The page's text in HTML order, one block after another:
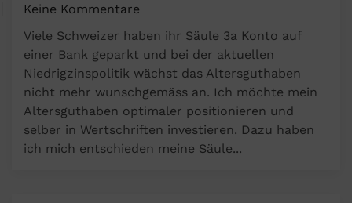
Keine Kommentare
zu
Säule
3a
zu
Finpension
transferieren
–
die
Viele Schweizer haben ihr Säule 3a Konto auf
einer Bank geparkt und bei der aktuellen
Niedrigzinspolitik wächst das Altersguthaben
nicht mehr wunschgemäss an. Ich möchte mein
Altersguthaben optimaler positionieren und
selber in Wertschriften investieren. Dazu haben
ich mich entschieden meine Säule...